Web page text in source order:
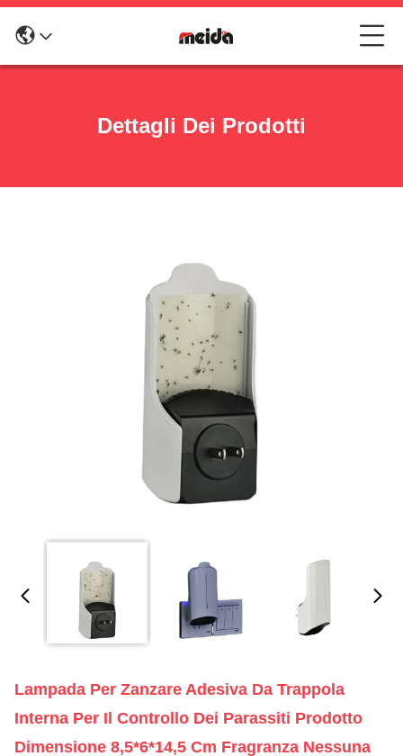
Dettagli Dei Prodotti
Lampada Per Zanzare Adesiva Da Trappola
Interna Per Il Controllo Dei Parassiti Prodotto
Dimensione 8,5*6*14,5 Cm Fragranza Nessuna